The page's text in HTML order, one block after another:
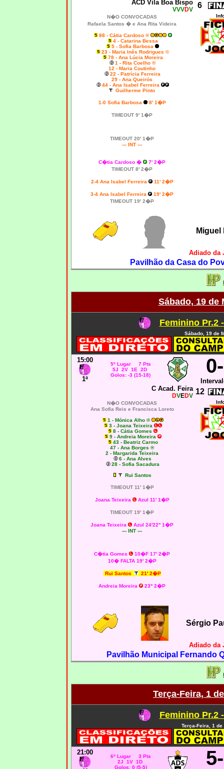
ACD Vila Boa Bispo
VVVDV 6
N�O CONVOCADAS
Rafaela Santos � e Ana Rita Videira
88 - Cátia Cardoso ®
4 - Catarina Bessa
5 - Sofia Barbosa
23 - Maria Inês Rodrigues ©
78 - Ana Lúcia Moreira
1 - Rita Coelho ®
12 - Maria Coutinho
22 - Patrícia Ferreira
29 - Ana Queirós
44 - Ana Isabel Ferreira
Guilherme Pinto
1-0 Sofia Barbosa 8' 1�P
TIMEOUT 9' 1�P
TIMEOUT 20' 1�P
--- INT ---
C�tia Cardoso �
7' 2�P
TIMEOUT 8' 2�P
2-4 Ana Isabel Ferreira 11' 2�P
3-4 Ana Isabel Ferreira
19' 2�P
TIMEOUT 19' 2�P
Miguel
Adiado da
Pavilhão da Casa do
Sábado, 19 de
Feminino Pr.2
Sábado, 19 de
15:00
1ª
5º Lugar 7 Pts
5J 2V 1E 2D
Golos: -3 (15-18)
C Acad. Feira
DVEDV 12
N�O CONVOCADAS
Ana Sofia Reis e Francisca Loreto
1 - Mónica Alho ®
3 - Joana Teixeira
8 - Cátia Gomes
9 - Andreia Moreira
43 - Beatriz Carmo
47 - Ana Borges ®
2 - Margarida Teixeira
6 - Ana Alves
28 - Sofia Sacadura
Rui Santos
TIMEOUT 11' 1�P
Joana Teixeira Azul 11' 1�P
TIMEOUT 19' 1�P
Joana Teixeira
Azul 24'22'' 1�P
--- INT ---
C�tia Gomes
10�F 17' 2�P
10� FALTA 19' 2�P
Rui Santos 21' 2�P
Andreia Moreira 23'' 2�P
Sérgio
Adiado da
Pavilhão Municipal Fernando
Terça-Feira, 1
Feminino Pr.2
Terça-Feira, 1
21:00
6º Lugar 3 Pts
2J 1V 1D
Golos: 0 (5-5)